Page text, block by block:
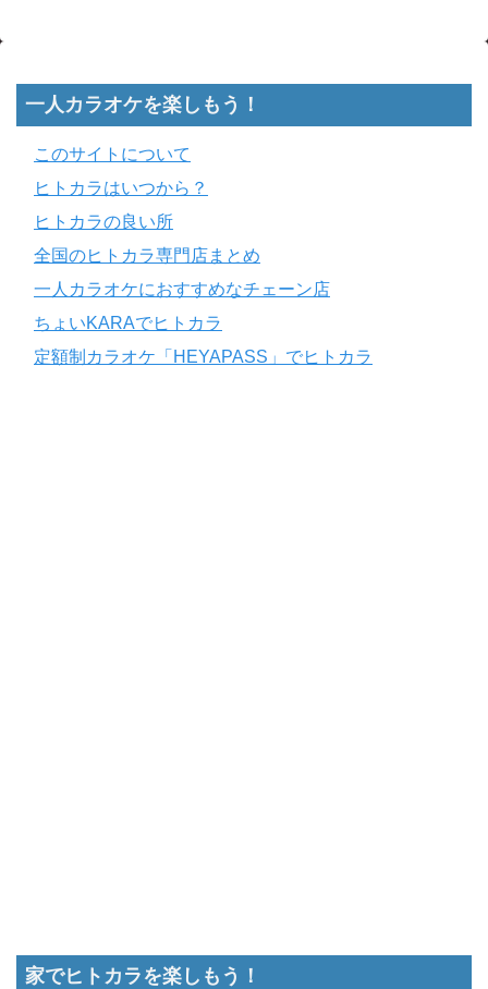
一人カラオケを楽しもう！
このサイトについて
ヒトカラはいつから？
ヒトカラの良い所
全国のヒトカラ専門店まとめ
一人カラオケにおすすめなチェーン店
ちょいKARAでヒトカラ
定額制カラオケ「HEYAPASS」でヒトカラ
家でヒトカラを楽しもう！